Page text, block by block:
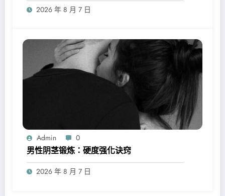
2026 年 8 月 7 日
Admin 0
男性阴茎锻炼：硬度强化诀窍
2026 年 8 月 7 日